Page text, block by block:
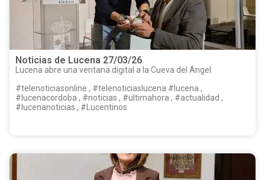
Noticias de Lucena 27/03/26
Lucena abre una ventana digital a la Cueva del Ángel
#telenoticiasonline , #telenoticiaslucena #lucena ,
#lucenacordoba , #noticias , #ultimahora , #actualidad ,
#lucenanoticias , #Lucentinos